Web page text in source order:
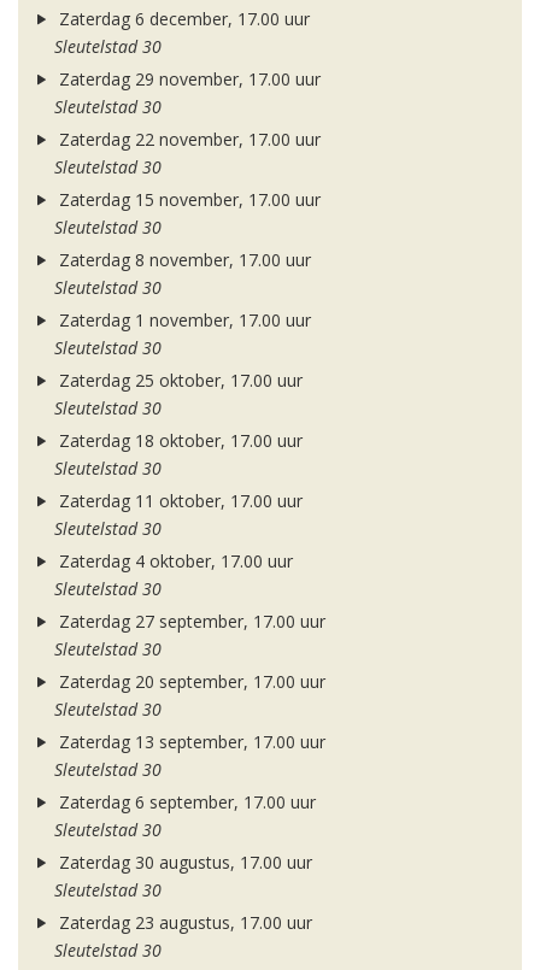
Zaterdag 6 december, 17.00 uur
Sleutelstad 30
Zaterdag 29 november, 17.00 uur
Sleutelstad 30
Zaterdag 22 november, 17.00 uur
Sleutelstad 30
Zaterdag 15 november, 17.00 uur
Sleutelstad 30
Zaterdag 8 november, 17.00 uur
Sleutelstad 30
Zaterdag 1 november, 17.00 uur
Sleutelstad 30
Zaterdag 25 oktober, 17.00 uur
Sleutelstad 30
Zaterdag 18 oktober, 17.00 uur
Sleutelstad 30
Zaterdag 11 oktober, 17.00 uur
Sleutelstad 30
Zaterdag 4 oktober, 17.00 uur
Sleutelstad 30
Zaterdag 27 september, 17.00 uur
Sleutelstad 30
Zaterdag 20 september, 17.00 uur
Sleutelstad 30
Zaterdag 13 september, 17.00 uur
Sleutelstad 30
Zaterdag 6 september, 17.00 uur
Sleutelstad 30
Zaterdag 30 augustus, 17.00 uur
Sleutelstad 30
Zaterdag 23 augustus, 17.00 uur
Sleutelstad 30